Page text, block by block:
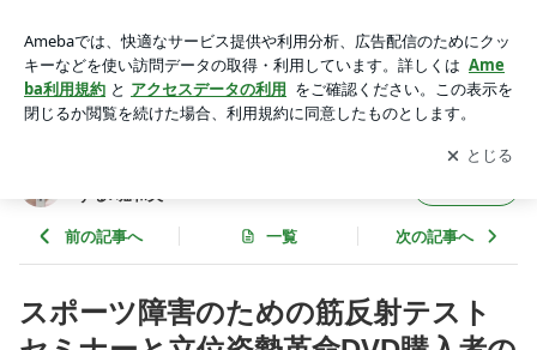
VD購入者の無料復習会IN大阪 ８月２７ | ４DS姿勢革命！
巻き肩、脱力で人生は好転する♪堀和夫
アプリをダウンロードして ブログの更新通知
を受け取りまし
ょう。
開く
する♪堀和夫
前の記事へ 一覧 次の記事へ
スポーツ障害のための筋反射テスト